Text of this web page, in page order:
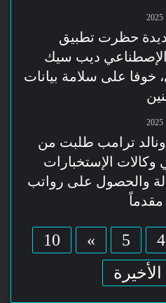
حظرت تطبيق
الإصطناعي ديب سيك
خوفا على سلامة بيانات
ترامب طلبت من
الإستخبارات
والحصول على رواتب
4
5
»
10
الأخيرة